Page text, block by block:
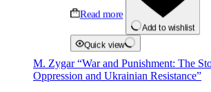
Read more
Add to wishlist
Quick view
M. Zygar “War and Punishment: The
Oppression and Ukrainian Resistance”